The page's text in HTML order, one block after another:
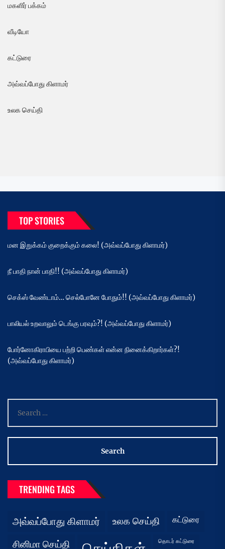
மகளிர் பக்கம்
வீடியோ
கட்டுரை
அவ்வப்போது கிளாமர்
உலக செய்தி
TOP STORIES
மன இறுக்கம் குறைக்கும் கலை! (அவ்வப்போது கிளாமர்)
நீ பாதி நான் பாதி!! (அவ்வப்போது கிளாமர்)
செக்ஸ் வேண்டாம்… செல்போனே போதும்!! (அவ்வப்போது கிளாமர்)
பாலியல் உறவாலும் டெங்கு பரவும்?! (அவ்வப்போது கிளாமர்)
போர்னோகிராபியை பற்றி பெண்கள் என்ன நினைக்கிறார்கள்?!
(அவ்வப்போது கிளாமர்)
for:
TRENDING TAGS
அவ்வப்போது கிளாமர் உலக செய்தி கட்டுரை
சினிமா செய்தி தொடர் கட்டுரை